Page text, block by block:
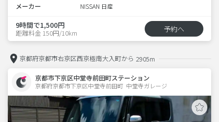
メーカー NISSAN 日産
9時間で1,500円
距離料金 150円/10km 予約へ
京都府京都市右京区西京極南大入町から 2905m
京都市下京区中堂寺前田町ステーション
京都府京都市下京区中堂寺前田町  中堂寺ガレージ